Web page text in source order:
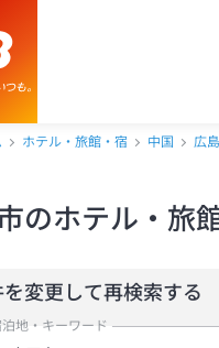
ホテル・旅館・宿 中国 広
のホテル・旅
を変更して再検索する
地・キーワード